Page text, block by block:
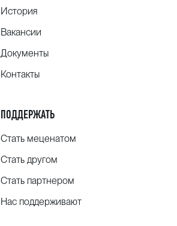
История
Вакансии
Документы
Контакты
ПОДДЕРЖАТЬ
Стать меценатом
Стать другом
Стать партнером
Нас поддерживают